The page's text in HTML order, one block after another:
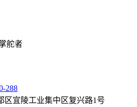
舵者
288
区宜陵工业集中区复兴路1号